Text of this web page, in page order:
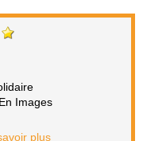
Images
plus